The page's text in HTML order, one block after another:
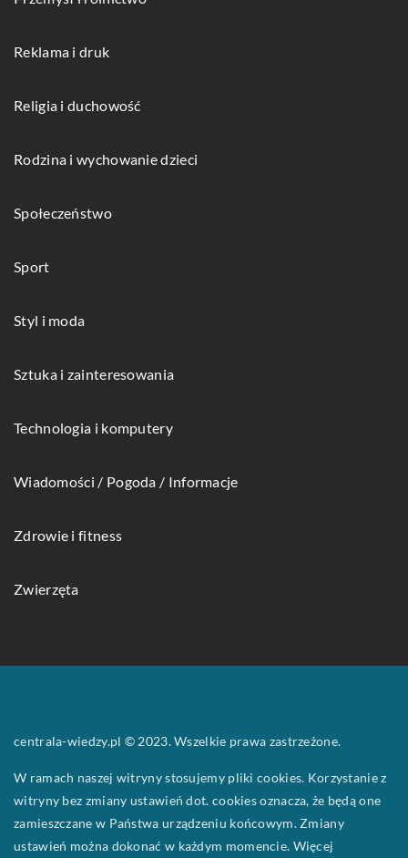
Reklama i druk
Religia i duchowość
Rodzina i wychowanie dzieci
Społeczeństwo
Sport
Styl i moda
Sztuka i zainteresowania
Technologia i komputery
Wiadomości / Pogoda / Informacje
Zdrowie i fitness
Zwierzęta
centrala-wiedzy.pl © 2023. Wszelkie prawa zastrzeżone.
W ramach naszej witryny stosujemy pliki cookies. Korzystanie z
witryny bez zmiany ustawień dot. cookies oznacza, że będą one
zamieszczane w Państwa urządzeniu końcowym. Zmiany
ustawień można dokonać w każdym momencie. Więcej